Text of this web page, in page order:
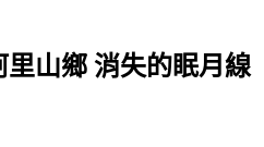
里山鄉 消失的眠月線